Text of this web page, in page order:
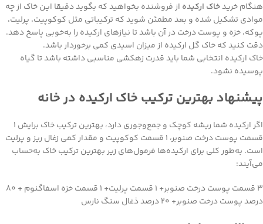
هنگام خریدخاک ارکیده از فروشنده بخواهید که بگوید دقیقا این خاک از چه
موادی تشکیل شده و بعد مطمئن شوید که ترکیباتی مثل کوکوپیت، پرلیت،
پوکه، خزه و پوست درخت در آن باشد تا نیازهای ارکیده را به‌خوبی پاسخ دهد.
دقت کنید که خاک گل ارکیده از میزان اسیدی کمی برخوردار باشد.
خاک ارکیده انتخابی شما باید قدرت زهکشی مناسبی داشته باشد تا گیاه
پوسیده نشود.
پیشنهاد بهترین ترکیب خاک ارکیده در خانه
اگر ارکیده شما ریشه کوچک و جمع‌و‌جوری دارد، بهترین ترکیب خاک برایش ۱
قسمت پوست درخت صنوبر، ۱ قسمت کوکوپیت و مقدار کمی زغال ریز و پرلیت
است. به‌طور کلی برای ارکیده‌ها فرمول‌های زیر بهترین ترکیب خاک به‌حساب
می‌آیند:
۳ قسمت پوست درخت صنوبر+ ۱ قسمت پرلیت+ ۱ قسمت خزه اسفاگنوم + ۸۰
درصد پوست درخت صنوبر+ ۲۰ درصد ذغال سنگ نارس